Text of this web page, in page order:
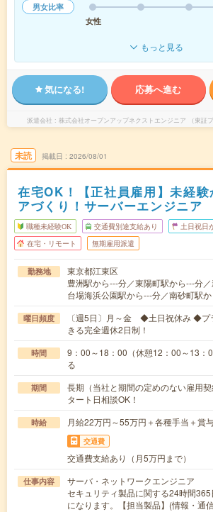
男女比率
女性
もっと見る
気になる! 応募へ進む
派遣会社 株式会社オープンアップネクストエンジニア （東証
未読 掲載日 2026/08/01
在宅OK！【正社員雇用】未経験
アづくり！サーバーエンジニア
職種未経験OK 交通費別途支給あり 土日祝日
在宅・リモート 無期雇用派遣
勤務地
東京都江東区
豊洲駅から---分／東陽町駅から---分
台場海浜公園駅から---分／南砂町駅
曜日頻度
〔週5日〕月～金 ◆土日祝休み ◆プ
きる完全週休2日制！
時間
9：00～18：00（休憩12：00～13：
る
期間
長期（当社と期間の定めのない雇用
タート日相談OK！
時給 月給22万円～55万円＋各種手当＋賞
交通費
交通費支給あり（月5万円まで）
仕事内容
サーバ・ネットワークエンジニア
セキュリティ製品に関する24時間
になります。【担当製品】(情報・通